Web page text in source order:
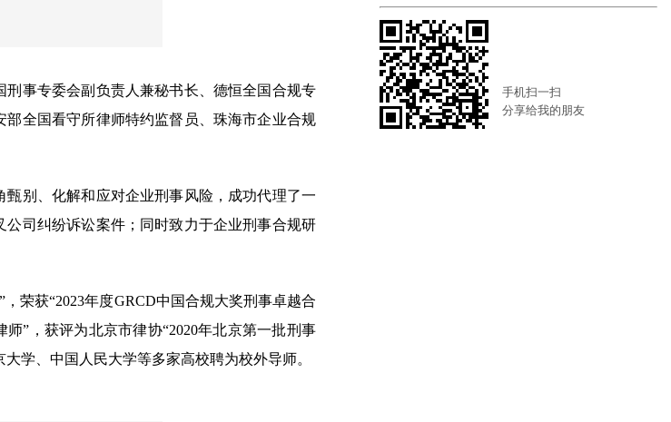
事专委会副负责人兼秘书长、德恒全国合规专
全国看守所律师特约监督员、珠海市企业合规
别、化解和应对企业刑事风险，成功代理了一
司纠纷诉讼案件；同时致力于企业刑事合规研
荣获“2023年度GRCD中国合规大奖刑事卓越合
”，获评为北京市律协“2020年北京第一批刑事
学、中国人民大学等多家高校聘为校外导师。
手机扫一扫
分享给我的朋友